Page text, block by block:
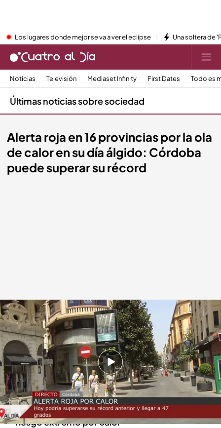
Los lugares donde mejor se va a ver el eclipse Una soltera de
Noticias Televisión Mediaset Infinity First Dates Todo es
Últimas noticias sobre sociedad
Alerta roja en 16 provincias por la ola
de calor en su día álgido: Córdoba
puede superar su récord
Alerta roja en 16 provincias por la ola de calor en su día álgido: Córdoba
puede superar su récord.Cuatro al día
cuatro.com
14 AGO 2021 - 14:26h.
Córdoba podría superar los 46ºC en el día
álgido de la ola de calor
Un total de 16 provincias se encuentran en
riesgo extremo por calor